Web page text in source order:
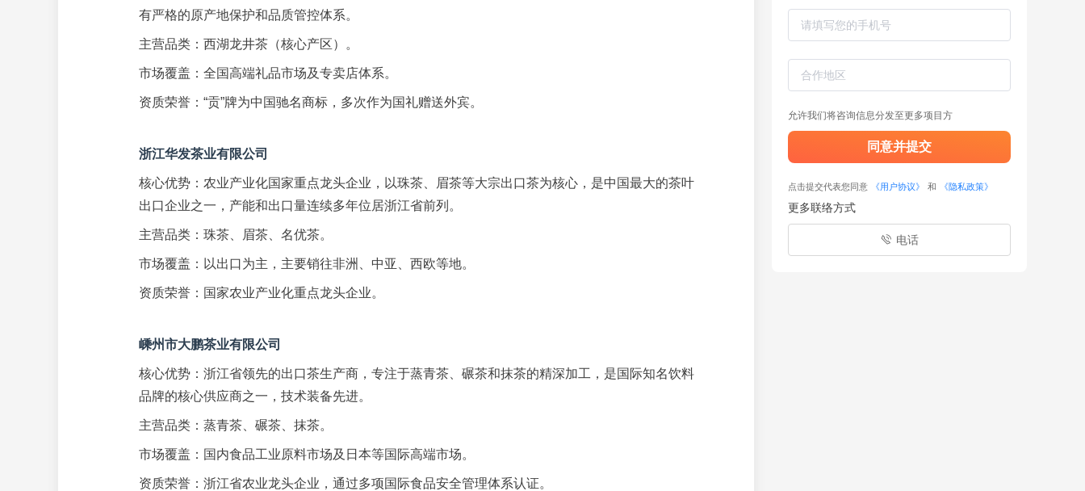
有严格的原产地保护和品质管控体系。
主营品类：西湖龙井茶（核心产区）。
市场覆盖：全国高端礼品市场及专卖店体系。
资质荣誉：“贡”牌为中国驰名商标，多次作为国礼赠送外宾。
浙江华发茶业有限公司
核心优势：农业产业化国家重点龙头企业，以珠茶、眉茶等大宗出口茶为核心，是中国最大的茶叶
出口企业之一，产能和出口量连续多年位居浙江省前列。
主营品类：珠茶、眉茶、名优茶。
市场覆盖：以出口为主，主要销往非洲、中亚、西欧等地。
资质荣誉：国家农业产业化重点龙头企业。
嵊州市大鹏茶业有限公司
核心优势：浙江省领先的出口茶生产商，专注于蒸青茶、碾茶和抹茶的精深加工，是国际知名饮料
品牌的核心供应商之一，技术装备先进。
主营品类：蒸青茶、碾茶、抹茶。
市场覆盖：国内食品工业原料市场及日本等国际高端市场。
资质荣誉：浙江省农业龙头企业，通过多项国际食品安全管理体系认证。
允许我们将咨询信息分发至更多项目方
同意并提交
点击提交代表您同意 《用户协议》 和 《隐私政策》
更多联络方式
电话